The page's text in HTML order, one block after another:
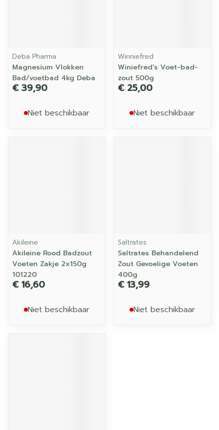
Deba Pharma
Magnesium Vlokken
Bad/voetbad 4kg Deba
€ 39,90
Niet beschikbaar
Winniefred
Winiefred's Voet-bad-
zout 500g
€ 25,00
Niet beschikbaar
Akileine
Akileine Rood Badzout
Voeten Zakje 2x150g
101220
€ 16,60
Niet beschikbaar
Saltrates
Saltrates Behandelend
Zout Gevoelige Voeten
400g
€ 13,99
Niet beschikbaar